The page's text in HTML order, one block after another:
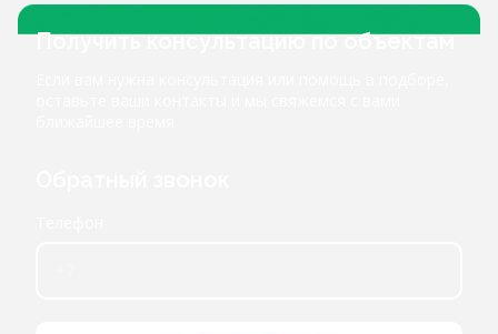
Получить консультацию по объектам